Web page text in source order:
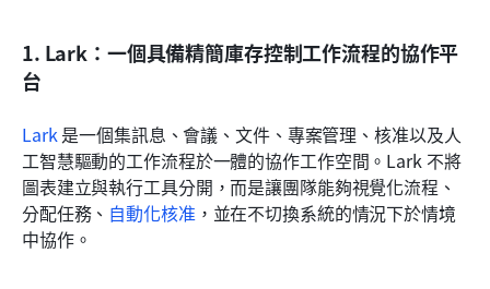
1. Lark：一個具備精簡庫存控制工作流程的協作平
台
Lark 是一個集訊息、會議、文件、專案管理、核准以及人
工智慧驅動的工作流程於一體的協作工作空間。Lark 不將
圖表建立與執行工具分開，而是讓團隊能夠視覺化流程、
分配任務、 自動化核准，並在不切換系統的情況下於情境
中協作。